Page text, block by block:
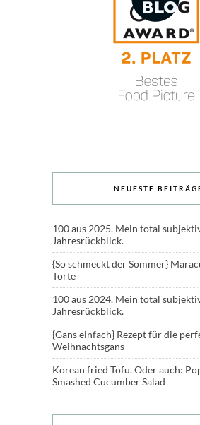
NEUESTE
100 aus 2025. Mein total
Jahresrückblick.
{So schmeckt der Sommer}
Torte
100 aus 2024. Mein total
Jahresrückblick.
{Gans einfach} Rezept für die
Weihnachtsgans
Korean fried Tofu. Oder auch:
Smashed Cucumber Salad